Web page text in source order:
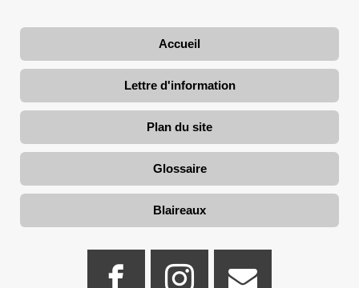
Accueil
Lettre d'information
Plan du site
Glossaire
Blaireaux